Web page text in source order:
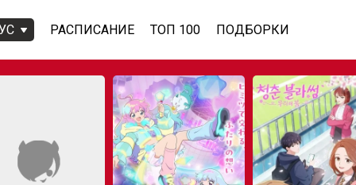
РАСПИСАНИЕ ТОП 100 ПОДБОРКИ